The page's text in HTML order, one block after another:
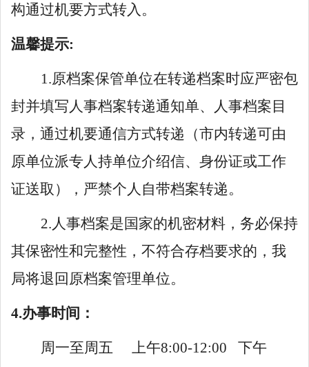
构通过机要方式转入。
温馨提示:
1.原档案保管单位在转递档案时应严密包
封并填写人事档案转递通知单、人事档案目
录，通过机要通信方式转递（市内转递可由
原单位派专人持单位介绍信、身份证或工作
证送取），严禁个人自带档案转递。
2.人事档案是国家的机密材料，务必保持
其保密性和完整性，不符合存档要求的，我
局将退回原档案管理单位。
4.办事时间：
周一至周五 上午8:00-12:00 下午